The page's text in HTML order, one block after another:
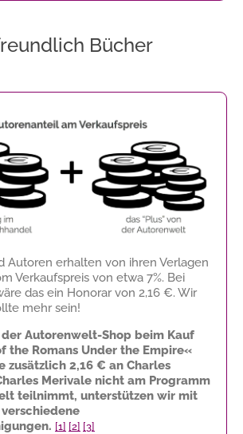
Bücher
Autoren erhalten von ihren Verlagen
Verkaufspreis von etwa 7%. Bei
das ein Honorar von 2,16 €. Wir
mehr sein!
Autorenwelt-Shop beim Kauf
the Romans Under the Empire«
zusätzlich 2,16 € an Charles
Merivale nicht am Programm
teilnimmt, unterstützen wir mit
[1] [2] [3]